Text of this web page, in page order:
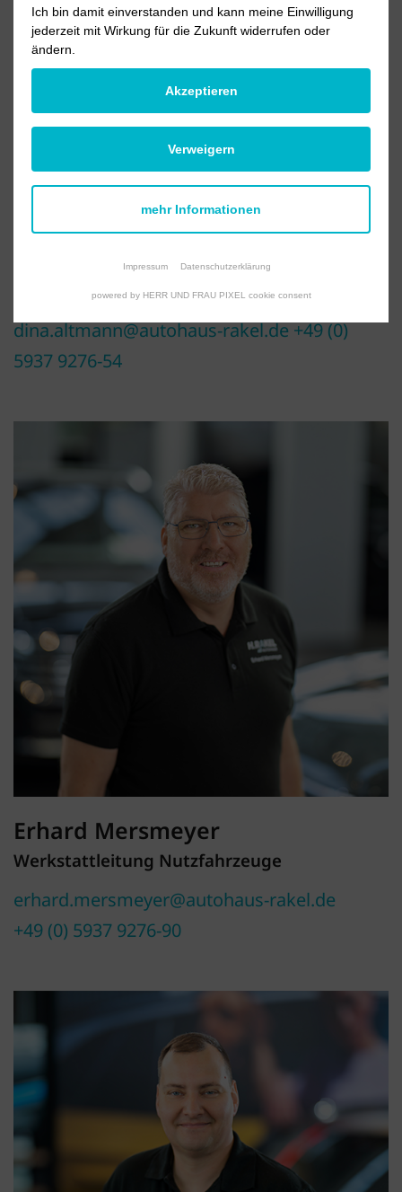
Dina Altmann
Serviceleitung Pkw & Nutzfahrzeuge
dina.altmann@autohaus-rakel.de+49 (0)
5937 9276-54
Erhard Mersmeyer
Werkstattleitung Nutzfahrzeuge
erhard.mersmeyer@autohaus-rakel.de
+49 (0) 5937 9276-90
Ich bin damit einverstanden und kann meine Einwilligung
jederzeit mit Wirkung für die Zukunft widerrufen oder
ändern.
Akzeptieren
Verweigern
mehr Informationen
Impressum Datenschutzerklärung
powered by HERR UND FRAU PIXEL cookie consent